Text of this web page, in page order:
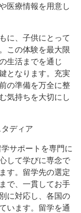
医療情報を用意し
に、子供にとって
この体験を最大限
生活までを通じ
となります。充実
の準備を万全に整
気持ちを大切にし
ディア
サポートを専門に
して学びに専念で
す。留学先の選定
で、一貫してお手
に対応し、各国の
います。留学を通